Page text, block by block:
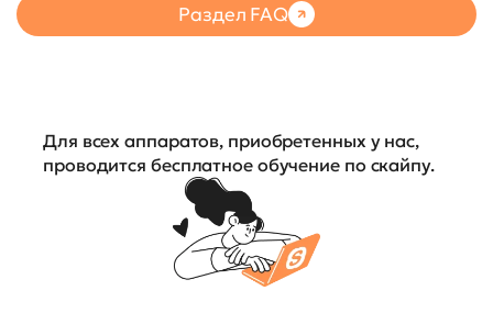
Раздел FAQ
Для всех аппаратов, приобретенных у нас,
проводится бесплатное обучение по скайпу.